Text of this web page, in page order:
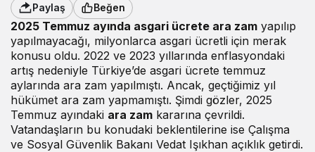
Paylaş
Beğen
2025 Temmuz ayında asgari ücrete ara zam yapılıp
yapılmayacağı, milyonlarca asgari ücretli için merak
konusu oldu. 2022 ve 2023 yıllarında enflasyondaki
artış nedeniyle Türkiye’de asgari ücrete temmuz
aylarında ara zam yapılmıştı. Ancak, geçtiğimiz yıl
hükümet ara zam yapmamıştı. Şimdi gözler, 2025
Temmuz ayındaki ara zam kararına çevrildi.
Vatandaşların bu konudaki beklentilerine ise Çalışma
ve Sosyal Güvenlik Bakanı Vedat Işıkhan açıklık getirdi.